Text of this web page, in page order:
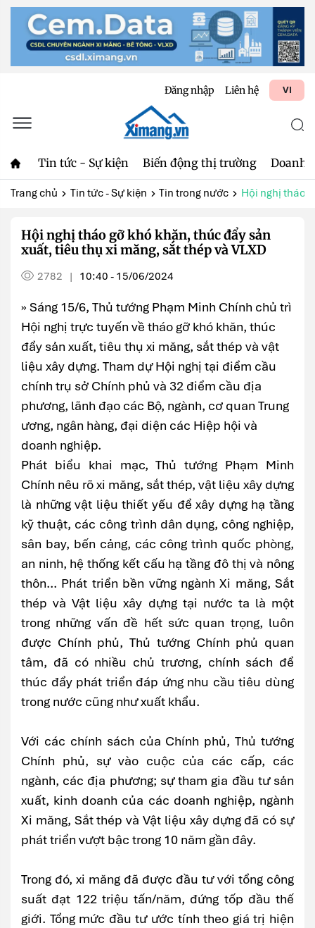
Đăng nhập Liên hệ VI
Tin tức - Sự kiện Biến động thị trường Doanh
Trang chủ Tin tức - Sự kiện Tin trong nước Hội nghị tháo
Hội nghị tháo gỡ khó khăn, thúc đẩy sản
xuất, tiêu thụ xi măng, sắt thép và VLXD
2782 | 10:40 - 15/06/2024
» Sáng 15/6, Thủ tướng Phạm Minh Chính chủ trì
Hội nghị trực tuyến về tháo gỡ khó khăn, thúc
đẩy sản xuất, tiêu thụ xi măng, sắt thép và vật
liệu xây dựng. Tham dự Hội nghị tại điểm cầu
chính trụ sở Chính phủ và 32 điểm cầu địa
phương, lãnh đạo các Bộ, ngành, cơ quan Trung
ương, ngân hàng, đại diện các Hiệp hội và
doanh nghiệp.
Phát biểu khai mạc, Thủ tướng Phạm Minh
Chính nêu rõ xi măng, sắt thép, vật liệu xây dựng
là những vật liệu thiết yếu để xây dựng hạ tầng
kỹ thuật, các công trình dân dụng, công nghiệp,
sân bay, bến cảng, các công trình quốc phòng,
an ninh, hệ thống kết cấu hạ tầng đô thị và nông
thôn... Phát triển bền vững ngành Xi măng, Sắt
thép và Vật liệu xây dựng tại nước ta là một
trong những vấn đề hết sức quan trọng, luôn
được Chính phủ, Thủ tướng Chính phủ quan
tâm, đã có nhiều chủ trương, chính sách để
thúc đẩy phát triển đáp ứng nhu cầu tiêu dùng
trong nước cũng như xuất khẩu.
Với các chính sách của Chính phủ, Thủ tướng
Chính phủ, sự vào cuộc của các cấp, các
ngành, các địa phương; sự tham gia đầu tư sản
xuất, kinh doanh của các doanh nghiệp, ngành
Xi măng, Sắt thép và Vật liệu xây dựng đã có sự
phát triển vượt bậc trong 10 năm gần đây.
Trong đó, xi măng đã được đầu tư với tổng công
suất đạt 122 triệu tấn/năm, đứng tốp đầu thế
giới. Tổng mức đầu tư ước tính theo giá trị hiện